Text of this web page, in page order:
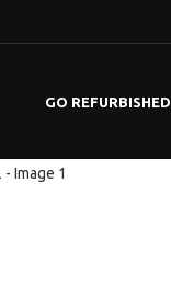
GO REFURBISHED